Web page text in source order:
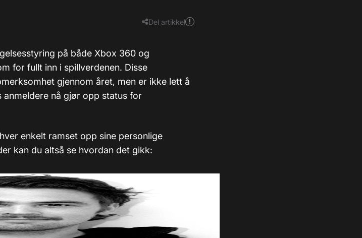
Del artikkel
på både Xbox 360 og
for fullt inn i spillverdenen. Disse
gjennom året, men er ikke lett å
anmeldere nå gjør opp status for
enkelt ramset opp sine personlige
kan du altså se hvordan det gikk: